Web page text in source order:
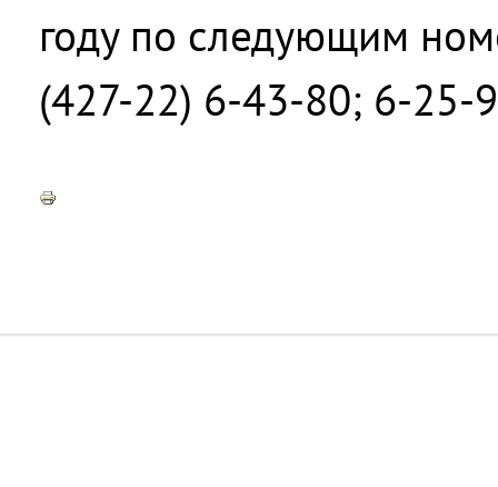
году по следующим
(427-22) 6-43-80; 6-25-